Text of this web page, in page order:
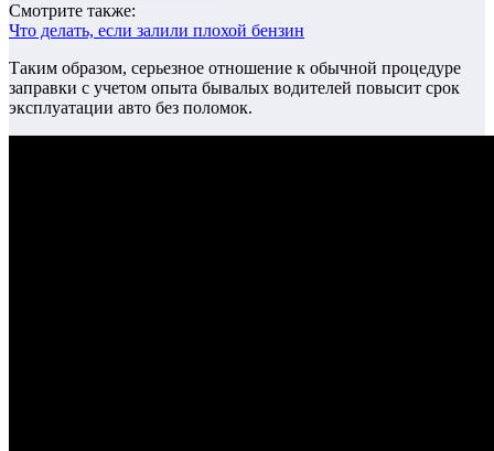
Смотрите также:
Что делать, если залили плохой бензин
Таким образом, серьезное отношение к обычной процедуре
заправки с учетом опыта бывалых водителей повысит срок
эксплуатации авто без поломок.